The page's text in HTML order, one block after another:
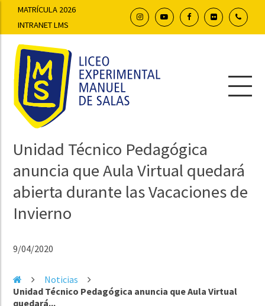
MATRÍCULA 2026
INTRANET LMS
Unidad Técnico Pedagógica
anuncia que Aula Virtual quedará
abierta durante las Vacaciones de
Invierno
9/04/2020
Noticias
Unidad Técnico Pedagógica anuncia que Aula Virtual
quedará...